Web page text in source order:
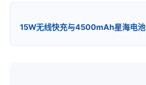
15W无线快充与4500mAh星海电池